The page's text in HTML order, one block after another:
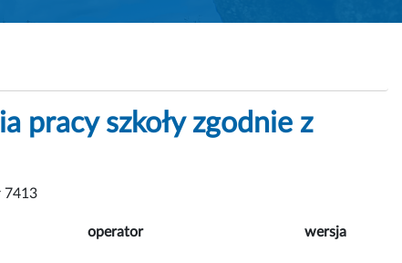
pracy szkoły zgodnie z
7413
operator wersja